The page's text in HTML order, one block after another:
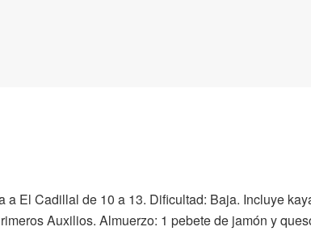
El Cadillal de 10 a 13. Dificultad: Baja. Incluye
Auxilios. Almuerzo: 1 pebete de jamón y